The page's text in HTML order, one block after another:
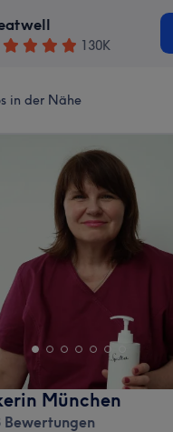
130K
in der Nähe
München
Bewertungen